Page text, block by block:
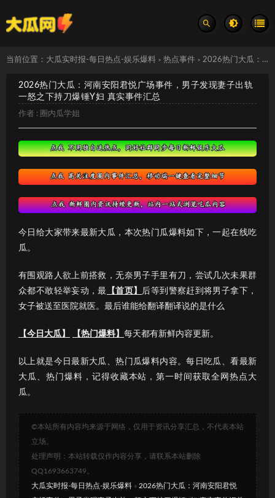
当前位置： 大瓜实时报-每日热点-娱乐爆料 > 热点事件 > 2026热门大瓜：河南安阳君悦广场事件，男子发现妻子出轨一怒之下持刀爆锤Y妇 真实事件汇总
2026热门大瓜：河南安阳君悦广场事件，男子发现妻子出轨
一怒之下持刀爆锤Y妇 真实事件汇总
作者 : 圈内瓜学姐
今日给大家带来最新大瓜，本次热门瓜爆料如下，一起在线吃
瓜。
有围观路人欲上前搭救，无奈男子手里有刀，尝试几次未果群
众都不敢轻举妄动，最 【首页】
后等到警察赶到将男子拿下，
女子被送至医院就医。最后谁能给翻译翻译说的是什么
【今日大瓜】 【热门爆料】 每天都有新鲜内容更新。
以上就是今日最新大瓜、热门瓜爆料内容。每日吃瓜、看最新
大瓜、热门爆料，记得收藏本站，第一时间获取全网热点大
瓜。
©本站所有内容均来源于网络，仅用于资讯分享汇总，不代表本站
立场。
处理声明：本站转载仅作内容分享，请联系本站删除
QQ1693663749。
大瓜实时报-每日热点-娱乐爆料 » 2026热门大瓜：河南安阳君悦